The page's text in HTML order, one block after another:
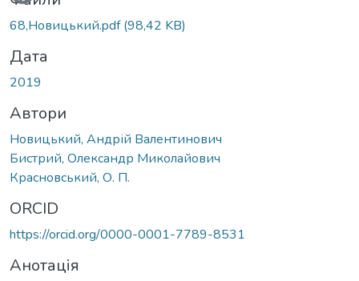
68,Новицький.pdf(98,42 KB)
Дата
2019
Автори
Новицький, Андрій Валентинович
Бистрий, Олександр Миколайович
Красновський, О. П.
ORCID
https://orcid.org/0000-0001-7789-8531
Анотація